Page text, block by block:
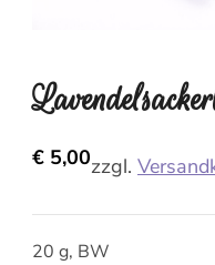
€ 5,00zzgl.
20 g, BW